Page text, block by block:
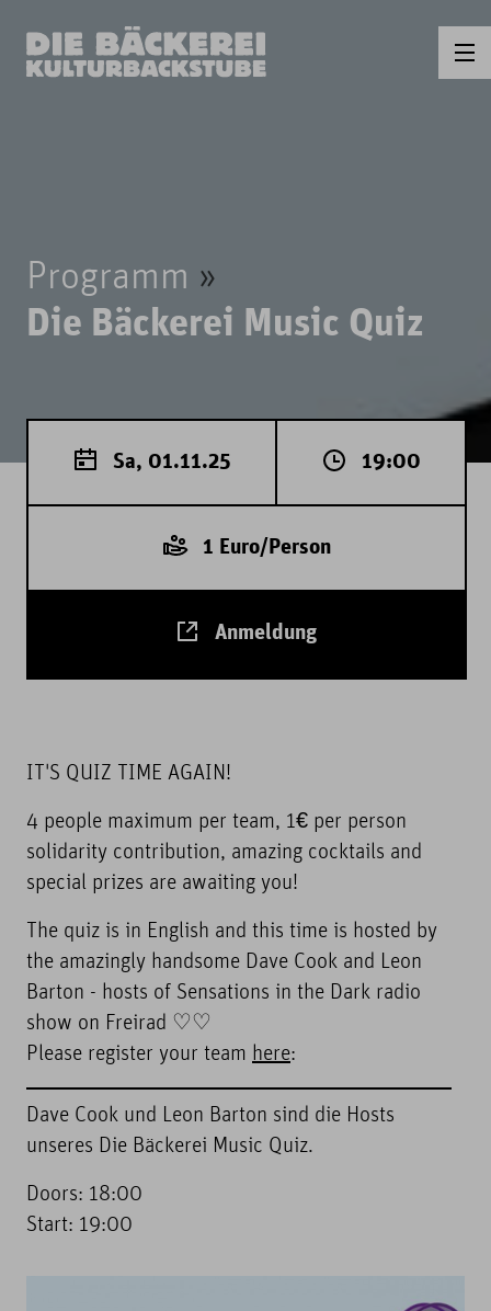
Programm
Die Bäckerei Music Quiz
Sa, 01.11.25 19:00
1 Euro/Person
Anmeldung
IT'S QUIZ TIME AGAIN!
4 people maximum per team, 1€ per person
solidarity contribution, amazing cocktails and
special prizes are awaiting you!
The quiz is in English and this time is hosted by
the amazingly handsome Dave Cook and Leon
Barton - hosts of Sensations in the Dark radio
show on Freirad ♡♡
Please register your team here:
Dave Cook und Leon Barton sind die Hosts
unseres Die Bäckerei Music Quiz.
Doors: 18:00
Start: 19:00